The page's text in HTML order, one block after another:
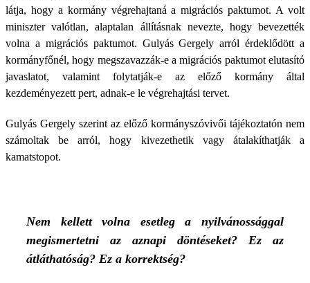
látja, hogy a kormány végrehajtaná a migrációs paktumot. A volt
miniszter valótlan, alaptalan állításnak nevezte, hogy bevezették
volna a migrációs paktumot. Gulyás Gergely arról érdeklődött a
kormányfőnél, hogy megszavazzák-e a migrációs paktumot elutasító
javaslatot, valamint folytatják-e az előző kormány által
kezdeményezett pert, adnak-e le végrehajtási tervet.
Gulyás Gergely szerint az előző kormányszóvivői tájékoztatón nem
számoltak be arról, hogy kivezethetik vagy átalakíthatják a
kamatstopot.
Nem kellett volna esetleg a nyilvánossággal
megismertetni az aznapi döntéseket? Ez az
átláthatóság? Ez a korrektség?